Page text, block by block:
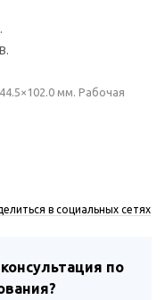
мм. Рабочая
в социальных сетях
по